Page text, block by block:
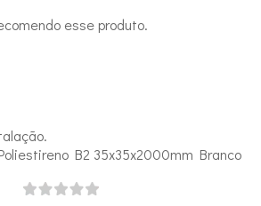
esse produto.
B2 35x35x2000mm Branco